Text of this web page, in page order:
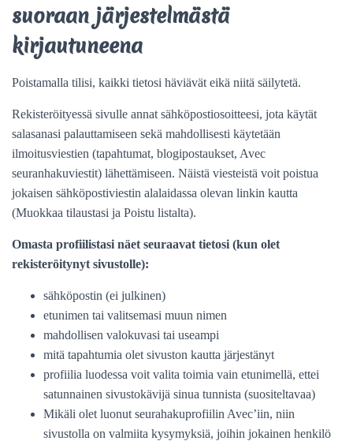
suoraan järjestelmästä
kirjautuneena
Poistamalla tilisi, kaikki tietosi häviävät eikä niitä säilytetä.
Rekisteröityessä sivulle annat sähköpostiosoitteesi, jota käytät
salasanasi palauttamiseen sekä mahdollisesti käytetään
ilmoitusviestien (tapahtumat, blogipostaukset, Avec
seuranhakuviestit) lähettämiseen. Näistä viesteistä voit poistua
jokaisen sähköpostiviestin alalaidassa olevan linkin kautta
(Muokkaa tilaustasi ja Poistu listalta).
Omasta profiilistasi näet seuraavat tietosi (kun olet
rekisteröitynyt sivustolle):
sähköpostin (ei julkinen)
etunimen tai valitsemasi muun nimen
mahdollisen valokuvasi tai useampi
mitä tapahtumia olet sivuston kautta järjestänyt
profiilia luodessa voit valita toimia vain etunimellä, ettei
satunnainen sivustokävijä sinua tunnista (suositeltavaa)
Mikäli olet luonut seurahakuprofiilin Avec’iin, niin
sivustolla on valmiita kysymyksiä, joihin jokainen henkilö